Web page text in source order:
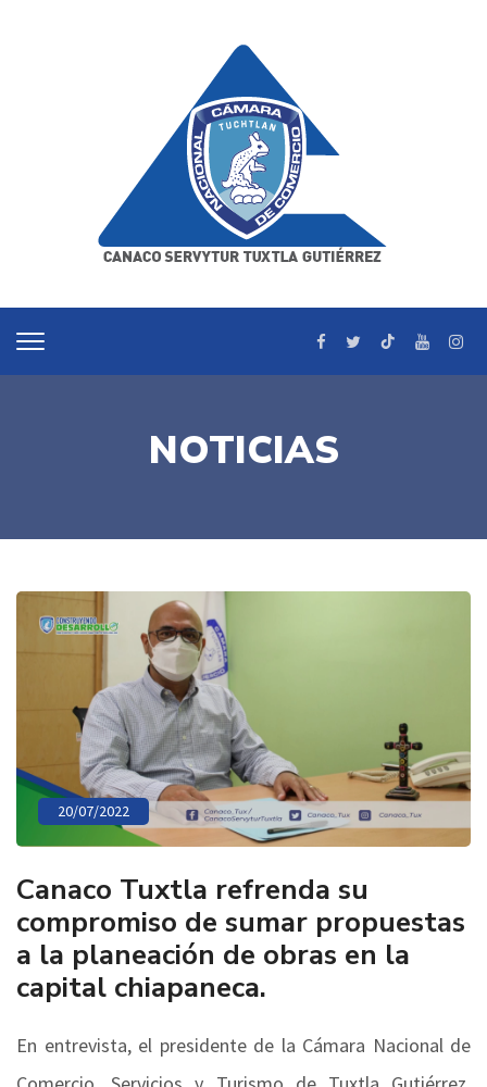
NOTICIAS
20/07/2022
Canaco Tuxtla refrenda su
compromiso de sumar propuestas
a la planeación de obras en la
capital chiapaneca.
En entrevista, el presidente de la Cámara Nacional de